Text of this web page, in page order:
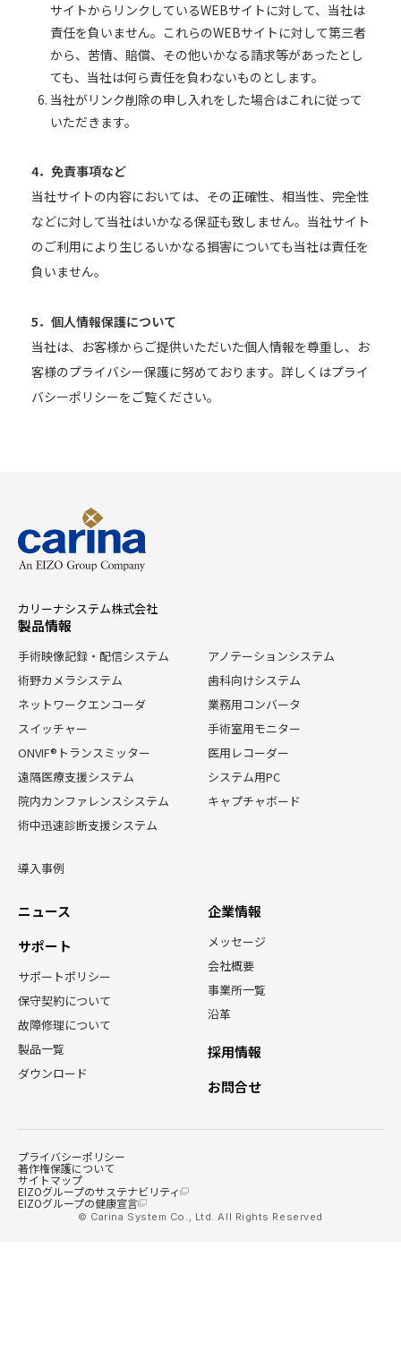
サイトからリンクしているWEBサイトに対して、当社は
責任を負いません。これらのWEBサイトに対して第三者
から、苦情、賠償、その他いかなる請求等があったとし
ても、当社は何ら責任を負わないものとします。
当社がリンク削除の申し入れをした場合はこれに従って
いただきます。
4．免責事項など
当社サイトの内容においては、その正確性、相当性、完全性
などに対して当社はいかなる保証も致しません。当社サイト
のご利用により生じるいかなる損害についても当社は責任を
負いません。
5．個人情報保護について
当社は、お客様からご提供いただいた個人情報を尊重し、お
客様のプライバシー保護に努めております。詳しくはプライ
バシーポリシーをご覧ください。
カリーナシステム株式会社
製品情報
手術映像記録・配信システム
術野カメラシステム
ネットワークエンコーダ
スイッチャー
ONVIF®トランスミッター
遠隔医療支援システム
院内カンファレンスシステム
術中迅速診断支援システム
導入事例
アノテーションシステム
歯科向けシステム
業務用コンバータ
手術室用モニター
医用レコーダー
システム用PC
キャプチャボード
ニュース
サポート
サポートポリシー
保守契約について
故障修理について
製品一覧
ダウンロード
企業情報
メッセージ
会社概要
事業所一覧
沿革
採用情報
お問合せ
プライバシーポリシー
著作権保護について
サイトマップ
EIZOグループのサステナビリティ
EIZOグループの健康宣言
© Carina System Co., Ltd. All Rights Reserved